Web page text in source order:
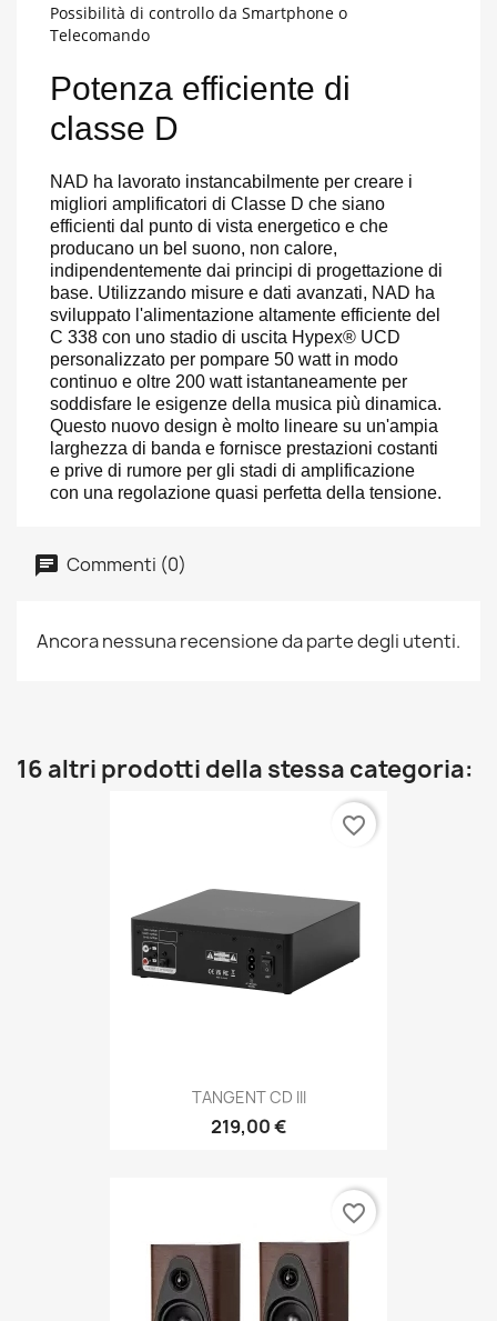
Possibilità di controllo da Smartphone o
Telecomando
Potenza efficiente di
classe D
NAD ha lavorato instancabilmente per creare i
migliori amplificatori di Classe D che siano
efficienti dal punto di vista energetico e che
producano un bel suono, non calore,
indipendentemente dai principi di progettazione di
base. Utilizzando misure e dati avanzati, NAD ha
sviluppato l'alimentazione altamente efficiente del
C 338 con uno stadio di uscita Hypex® UCD
personalizzato per pompare 50 watt in modo
continuo e oltre 200 watt istantaneamente per
soddisfare le esigenze della musica più dinamica.
Questo nuovo design è molto lineare su un'ampia
larghezza di banda e fornisce prestazioni costanti
e prive di rumore per gli stadi di amplificazione
con una regolazione quasi perfetta della tensione.
Commenti (0)
Ancora nessuna recensione da parte degli utenti.
16 altri prodotti della stessa categoria:
TANGENT CD III
219,00 €
favorite_border
favorite_border